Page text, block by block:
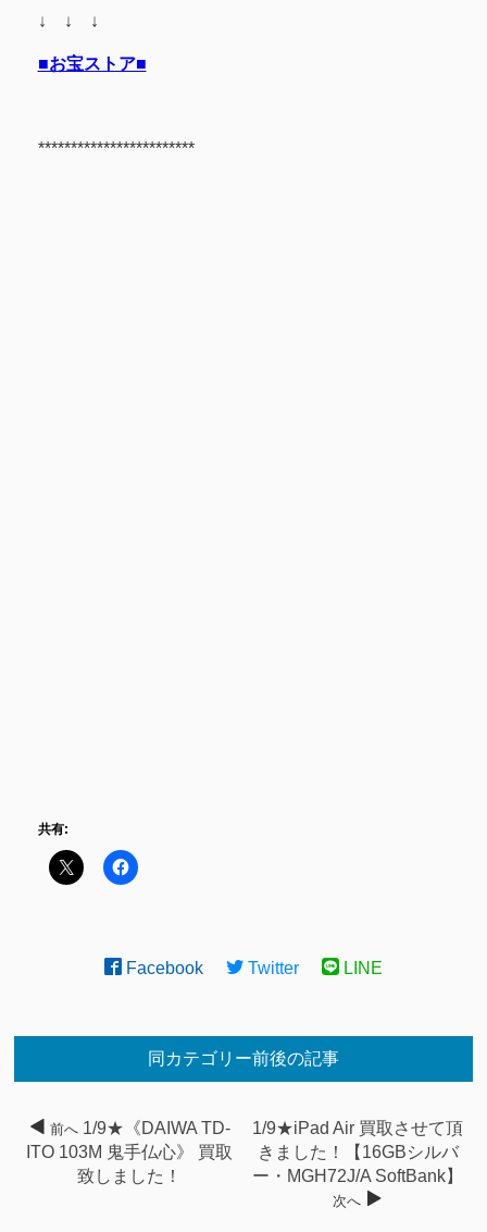
↓ ↓ ↓
■お宝ストア■
************************
共有:
Facebook Twitter LINE
同カテゴリー前後の記事
前へ 1/9★《DAIWA TD-
ITO 103M 鬼手仏心》 買取
致しました！
1/9★iPad Air 買取させて頂
きました！【16GBシルバ
ー・MGH72J/A SoftBank】
次へ